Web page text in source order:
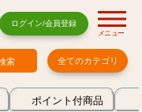
ログイン/会員登録
メニュー
全てのカテゴリ
ポイント付商品